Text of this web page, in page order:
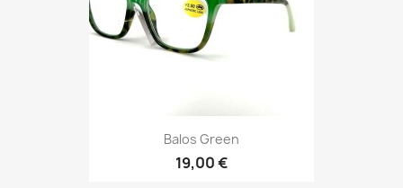
Balos Green
19,00 €